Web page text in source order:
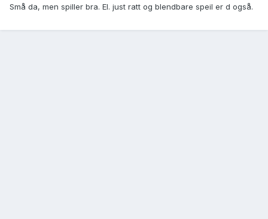
Små da, men spiller bra. El. just ratt og blendbare speil er d også.